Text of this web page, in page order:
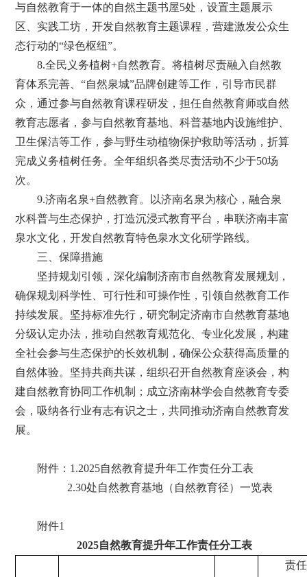
与自然教育于一体的自然主题书屋5处，设置主题展示
区、实践工坊，开发自然教育主题课程，营建激发公众生
态行动的“绿色枢纽”。
8.全民义务植树+自然教育。将植树尽责融入自然教
育体系完善、“自然泉城”品牌创建等工作，引导市民群
众，通过参与自然教育课程研发，担任自然教育师或自然
教育志愿者，参与自然教育基地、科普基地内设施维护、
卫生保洁等工作，参与野生动植物保护救助等活动，折算
完成义务植树任务。全年组织各类尽责活动不少于50场
次。
9.济南名泉+自然教育。以济南名泉为核心，融合泉
水科普与生态保护，打造沉浸式教育平台，串联济南丰富
泉水文化，开发自然教育特色泉水文化研学路线。
三、保障措施
坚持规划引领，深化编制济南市自然教育发展规划，
确保规划科学性、可行性和可操作性，引领自然教育工作
持续发展。坚持标准先行，研究制定济南市自然教育基地
分级认定办法，推动自然教育规范化、专业化发展，构建
全社会参与生态保护的长效机制，确保公众获得高质量的
自然体验。坚持共商共谋，组织召开自然教育座谈会，构
建自然教育协同工作机制；成立济南林学会自然教育专委
会，吸纳各行业有志有识之士，共同推动济南自然教育发
展。
附件：1.2025自然教育提升年工作责任分工表
2.30处自然教育基地（自然教育径）一览表
附件1
2025自然教育提升年工作责任分工表
责任